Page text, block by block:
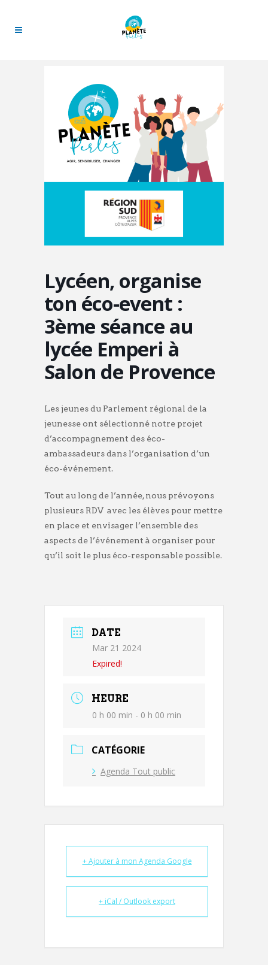
Lycéen, organise
ton éco-event :
3ème séance au
lycée Emperi à
Salon de Provence
Les jeunes du Parlement régional de la
jeunesse ont sélectionné notre projet
d’accompagnement des éco-
ambassadeurs dans l’organisation d’un
éco-événement.
Tout au long de l’année, nous prévoyons
plusieurs RDV avec les élèves pour mettre
en place et envisager l’ensemble des
aspects de l’événement à organiser pour
qu’il soit le plus éco-responsable possible.
DATE
Mar 21 2024
Expired!
HEURE
0 h 00 min - 0 h 00 min
CATÉGORIE
Agenda Tout public
+ Ajouter à mon Agenda Google
+ iCal / Outlook export